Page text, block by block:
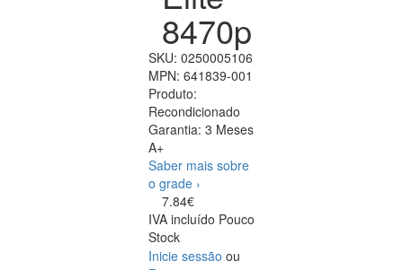
8470p
SKU: 0250005106
MPN: 641839-001
Produto:
Recondicionado
Garantia: 3 Meses
A+
Saber mais sobre
o grade ›
7.84€
IVA incluído Pouco
Stock
Inicie sessão ou